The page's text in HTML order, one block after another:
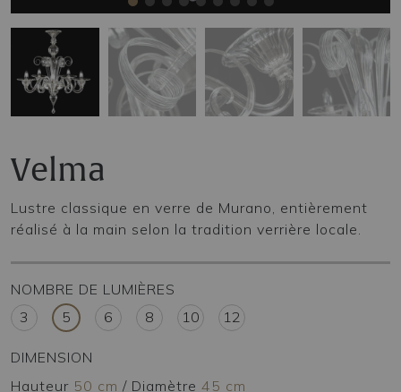
Velma
Lustre classique en verre de Murano, entièrement
réalisé à la main selon la tradition verrière locale.
NOMBRE DE LUMIÈRES
3
5 6 8 10 12
DIMENSION
Hauteur 50 cm / Diamètre 45 cm